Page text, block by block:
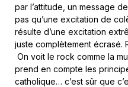
par l’attitude, un message
pas qu’une excitation de
résulte d’une excitation
juste complètement écrasé.
On voit le rock comme la
prend en compte les
catholique… c’est sûr que